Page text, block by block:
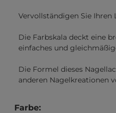
Vervollständigen Sie Ihren
Die Farbskala deckt eine
einfaches und
Die Formel dieses
anderen Nagelkreationen
Farbe: